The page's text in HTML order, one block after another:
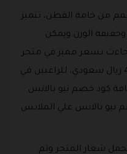
من خامة القطن، تتميز
وخفيفة الوزن ويمكن
جاءت بسعر مميز في متجر
نيو بالانس السعودية فقط 49 ريال سعودي، للراغبين في
كود خصم نيو بالانس
نيو بالانس علي الملابس
شعار المتجر وتم